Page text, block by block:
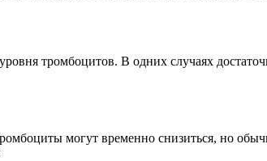
тромбоцитов. В одних случаях
могут временно снизиться, но